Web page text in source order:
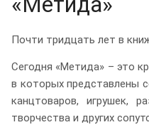
Почти тридцать лет в
Сегодня «Метида» – это
в которых представлены
канцтоваров, игрушек,
творчества и других